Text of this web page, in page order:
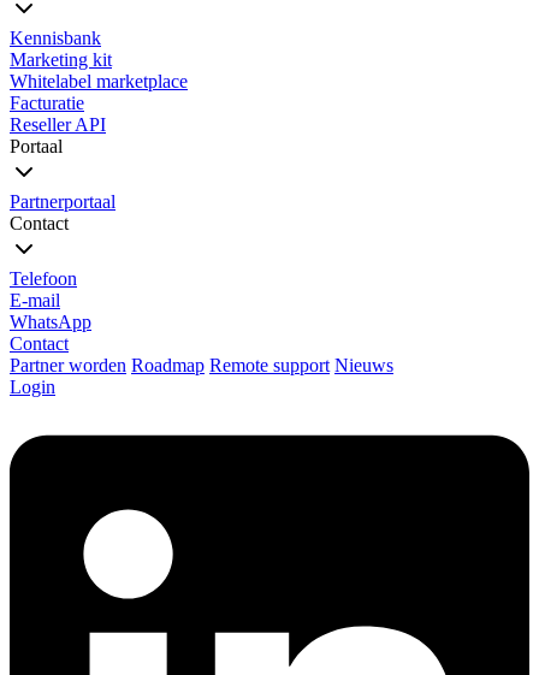
Kennisbank
Marketing kit
Whitelabel marketplace
Facturatie
Reseller API
Portaal
Partnerportaal
Contact
Telefoon
E-mail
WhatsApp
Contact
Partner worden Roadmap Remote support Nieuws
Login